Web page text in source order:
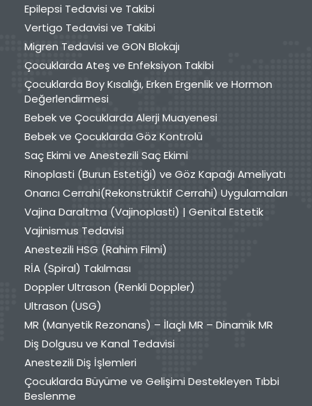
Epilepsi Tedavisi ve Takibi
Vertigo Tedavisi ve Takibi
Migren Tedavisi ve GON Blokajı
Çocuklarda Ateş ve Enfeksiyon Takibi
Çocuklarda Boy Kısalığı, Erken Ergenlik ve Hormon
Değerlendirmesi
Bebek ve Çocuklarda Alerji Muayenesi
Bebek ve Çocuklarda Göz Kontrolü
Saç Ekimi ve Anestezili Saç Ekimi
Rinoplasti (Burun Estetiği) ve Göz Kapağı Ameliyatı
Onarıcı Cerrahi(Rekonstrüktif Cerrahi) Uygulamaları
Vajina Daraltma (Vajinoplasti) | Genital Estetik
Vajinismus Tedavisi
Anestezili HSG (Rahim Filmi)
RİA (Spiral) Takılması
Doppler Ultrason (Renkli Doppler)
Ultrason (USG)
MR (Manyetik Rezonans) – İlaçlı MR – Dinamik MR
Diş Dolgusu ve Kanal Tedavisi
Anestezili Diş İşlemleri
Çocuklarda Büyüme ve Gelişimi Destekleyen Tıbbi
Beslenme